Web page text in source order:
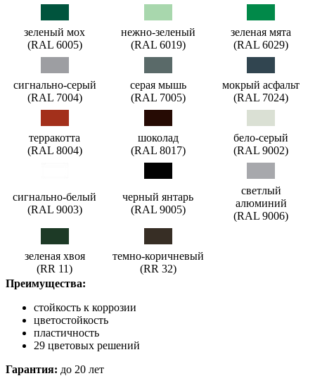
зеленый мох
(RAL 6005)
нежно-зеленый
(RAL 6019)
зеленая мята
(RAL 6029)
сигнально-серый
(RAL 7004)
серая мышь
(RAL 7005)
мокрый асфальт
(RAL 7024)
терракотта
(RAL 8004)
шоколад
(RAL 8017)
бело-серый
(RAL 9002)
сигнально-белый
(RAL 9003)
черный янтарь
(RAL 9005)
светлый
алюминий
(RAL 9006)
зеленая хвоя
(RR 11)
темно-коричневый
(RR 32)
Преимущества:
стойкость к коррозии
цветостойкость
пластичность
29 цветовых решений
Гарантия: до 20 лет